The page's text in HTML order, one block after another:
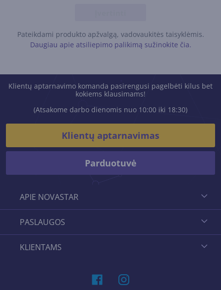
Pateikdami produkto apžvalgą, vadovaukitės taisyklėmis.
Daugiau apie atsiliepimo palikimą sužinokite čia.
APIE NOVASTAR
PASLAUGOS
KLIENTAMS
Klientų aptarnavimo komanda pasirengusi pagelbėti kilus bet
kokiems klausimams!
(Atsakome darbo dienomis nuo 10:00 iki 18:30)
Klientų aptarnavimas
Parduotuvė